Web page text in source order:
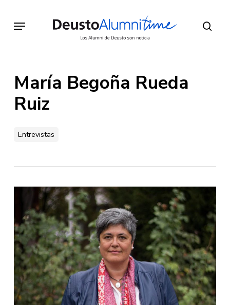
main
Menu
María Begoña Rueda
Ruiz
Entrevistas